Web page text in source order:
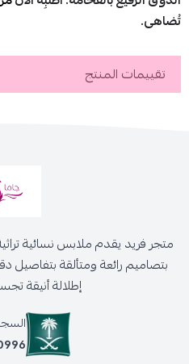
تُضاهى.
تقييمات المنتج
متجر فريد يقدم ملابس نسائية
بتصاميم رائعة ومتألقة بتفاصيل
إطلالة أنيقة